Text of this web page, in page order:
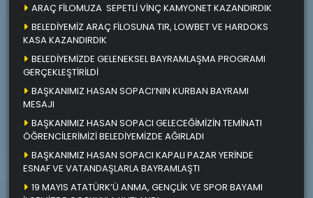
ARAÇ FİLOMUZA SEPETLİ VİNÇ KAMYONET KAZANDIRDIK
BELEDİYEMİZ ARAÇ FİLOSUNA TIR, LOWBET VE HARDOKS
KASA KAZANDIRDIK
BELEDİYEMİZDE GELENEKSEL BAYRAMLAŞMA PROGRAMI
GERÇEKLEŞTİRİLDİ
BAŞKANIMIZ HASAN SOPACI’NIN KURBAN BAYRAMI
MESAJI
BAŞKANIMIZ HASAN SOPACI GELECEĞİMİZİN TEMİNATI
ÖĞRENCİLERİMİZİ BELEDİYEMİZDE AĞIRLADI
BAŞKANIMIZ HASAN SOPACI KAPALI PAZAR YERİNDE
ESNAF VE VATANDAŞLARLA BAYRAMLAŞTI
19 MAYIS ATATÜRK’Ü ANMA, GENÇLİK VE SPOR BAYAMI